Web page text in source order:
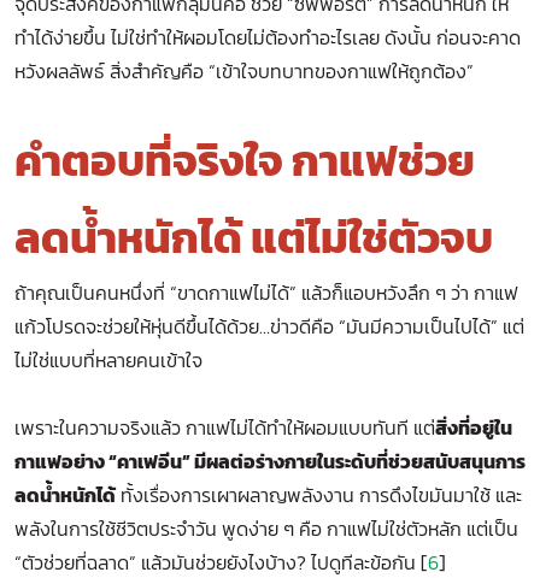
ทำได้ง่ายขึ้น ไม่ใช่ทำให้ผอมโดยไม่ต้องทำอะไรเลย ดังนั้น ก่อนจะคาด
หวังผลลัพธ์ สิ่งสำคัญคือ “เข้าใจบทบาทของกาแฟให้ถูกต้อง”
คำตอบที่จริงใจ กาแฟช่วย
ลดน้ำหนักได้ แต่ไม่ใช่ตัวจบ
ถ้าคุณเป็นคนหนึ่งที่ “ขาดกาแฟไม่ได้” แล้วก็แอบหวังลึก ๆ ว่า กาแฟ
แก้วโปรดจะช่วยให้หุ่นดีขึ้นได้ด้วย…ข่าวดีคือ “มันมีความเป็นไปได้” แต่
ไม่ใช่แบบที่หลายคนเข้าใจ
เพราะในความจริงแล้ว กาแฟไม่ได้ทำให้ผอมแบบทันที แต่สิ่งที่อยู่ใน
กาแฟอย่าง “คาเฟอีน” มีผลต่อร่างกายในระดับที่ช่วยสนับสนุนการ
ลดน้ำหนักได้ทั้งเรื่องการเผาผลาญพลังงาน การดึงไขมันมาใช้ และ
พลังในการใช้ชีวิตประจำวัน พูดง่าย ๆ คือ กาแฟไม่ใช่ตัวหลัก แต่เป็น
“ตัวช่วยที่ฉลาด” แล้วมันช่วยยังไงบ้าง? ไปดูทีละข้อกัน [6]